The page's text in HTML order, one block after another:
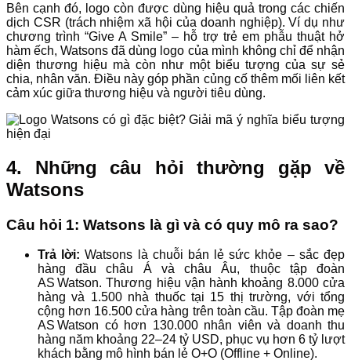
Bên cạnh đó, logo còn được dùng hiệu quả trong các chiến
dịch CSR (trách nhiệm xã hội của doanh nghiệp). Ví dụ như
chương trình “Give A Smile” – hỗ trợ trẻ em phẫu thuật hở
hàm ếch, Watsons đã dùng logo của mình không chỉ để nhận
diện thương hiệu mà còn như một biểu tượng của sự sẻ
chia, nhân văn. Điều này góp phần củng cố thêm mối liên kết
cảm xúc giữa thương hiệu và người tiêu dùng.
4. Những câu hỏi thường gặp về
Watsons
Câu hỏi 1: Watsons là gì và có quy mô ra sao?
Trả lời:Watsons là chuỗi bán lẻ sức khỏe – sắc đẹp
hàng đầu châu Á và châu Âu, thuộc tập đoàn
AS Watson. Thương hiệu vận hành khoảng 8.000 cửa
hàng và 1.500 nhà thuốc tại 15 thị trường, với tổng
cộng hơn 16.500 cửa hàng trên toàn cầu. Tập đoàn mẹ
AS Watson có hơn 130.000 nhân viên và doanh thu
hàng năm khoảng 22–24 tỷ USD, phục vụ hơn 6 tỷ lượt
khách bằng mô hình bán lẻ O+O (Offline + Online).